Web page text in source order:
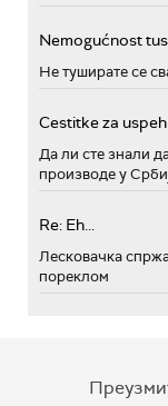
Nemogućnost
Не туширате се
Cestitke za uspeh
Да ли сте знали
производе у
Re: Eh...
Лесковачка
пореклом